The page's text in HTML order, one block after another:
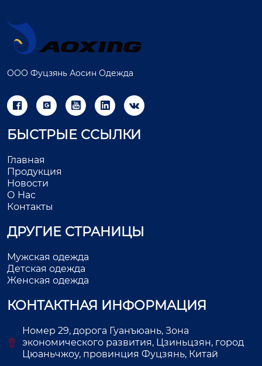
ООО Фуцзянь Аосин Одежда
    
БЫСТРЫЕ ССЫЛКИ
Главная
Продукция
Новости
О Нас
Контакты
ДРУГИЕ СТРАНИЦЫ
Мужская одежда
Детская одежда
Женская одежда
КОНТАКТНАЯ ИНФОРМАЦИЯ
Номер 29, дорога Гуанъюань, Зона
экономического развития, Цзиньцзян, город
Цюаньчжоу, провинция Фуцзянь, Китай